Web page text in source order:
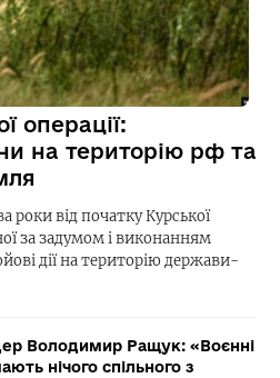
операції:
на територію рф та
роки від початку Курської
за задумом і виконанням
дії на територію держави-
Володимир Ращук: «Воєнні
нічого спільного з